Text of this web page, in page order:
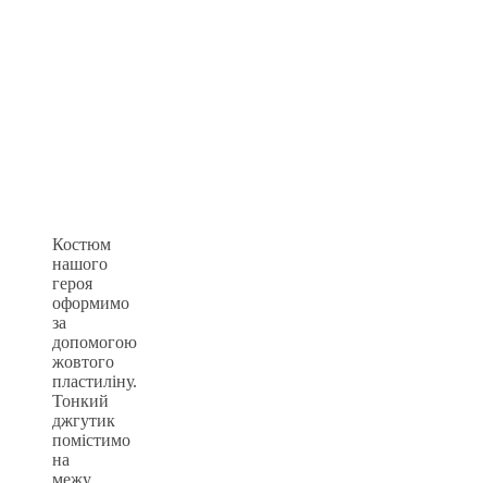
Костюм
нашого
героя
оформимо
за
допомогою
жовтого
пластиліну.
Тонкий
джгутик
помістимо
на
межу